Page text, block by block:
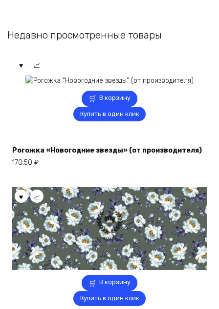
Недавно просмотренные товары
В корзину
Купить в один клик
Рогожка «Новогодние звезды» (от производителя)
170,50 ₽
В корзину
Купить в один клик